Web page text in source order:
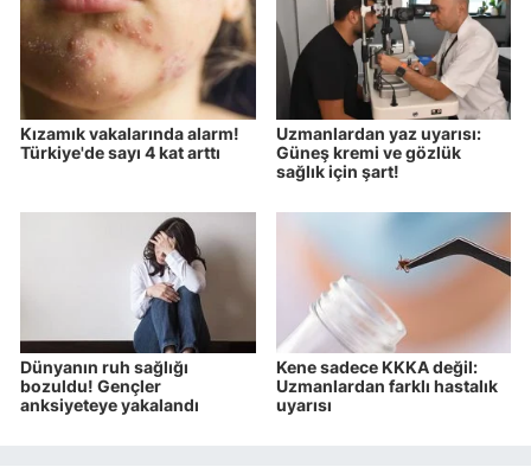
Kızamık vakalarında alarm!
Türkiye'de sayı 4 kat arttı
Uzmanlardan yaz uyarısı:
Güneş kremi ve gözlük
sağlık için şart!
Dünyanın ruh sağlığı
bozuldu! Gençler
anksiyeteye yakalandı
Kene sadece KKKA değil:
Uzmanlardan farklı hastalık
uyarısı